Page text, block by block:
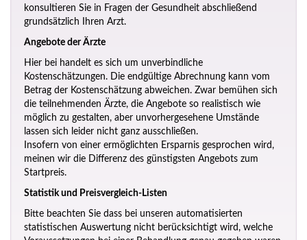
konsultieren Sie in Fragen der Gesundheit abschließend
grundsätzlich Ihren Arzt.
Angebote der Ärzte
Hier bei handelt es sich um unverbindliche
Kostenschätzungen. Die endgültige Abrechnung kann vom
Betrag der Kostenschätzung abweichen. Zwar bemühen sich
die teilnehmenden Ärzte, die Angebote so realistisch wie
möglich zu gestalten, aber unvorhergesehene Umstände
lassen sich leider nicht ganz ausschließen.
Insofern von einer ermöglichten Ersparnis gesprochen wird,
meinen wir die Differenz des günstigsten Angebots zum
Startpreis.
Statistik und Preisvergleich-Listen
Bitte beachten Sie dass bei unseren automatisierten
statistischen Auswertung nicht berücksichtigt wird, welche